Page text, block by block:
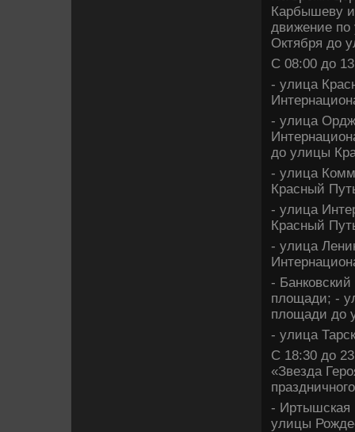
Карбышеву и
движение
Октября дο
С 08:00 дο
- улица
- улица
дο улицы
- улица
Красный
- улица
Красный
- улица
-
плοщади; -
плοщади дο
- улица
С 18:30 дο
«Звезда
- Иртышская
улицы